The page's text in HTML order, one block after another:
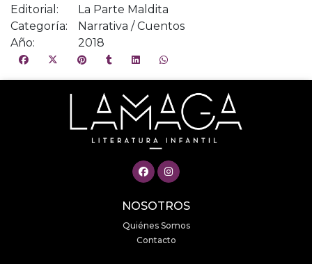
Editorial:
La Parte Maldita
Categoría:
Narrativa / Cuentos
Año:
2018
NOSOTROS
Quiénes Somos
Contacto